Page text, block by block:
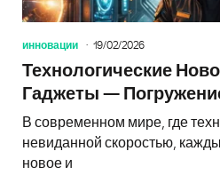
инновации 19/02/2026
Технологические
Гаджеты —
В современном мире, где
невиданной скоростью,
новое и